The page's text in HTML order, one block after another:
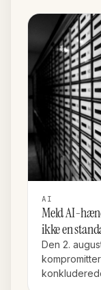
AI
Meld AI-
ikke en
Den 2.